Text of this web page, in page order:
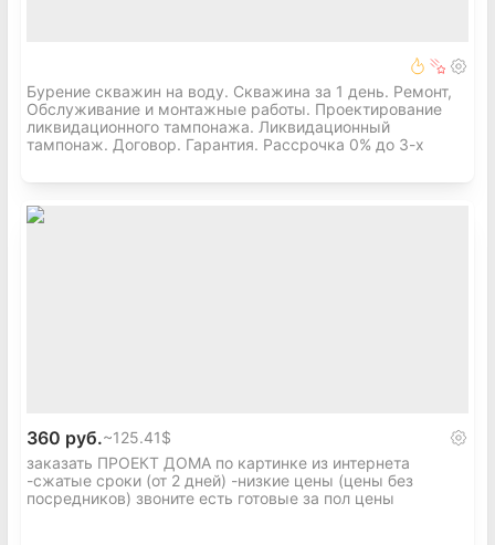
Если нужен надежный ленточный фундамент без
лишних нервов и стресса, пишите или звоните.
Проконсультируем, подготовим смету и ответим
на все вопросы.
Бурение скважин на воду. Скважина за 1 день. Ремонт,
Обслуживание и монтажные работы. Проектирование
ликвидационного тампонажа. Ликвидационный
тампонаж. Договор. Гарантия. Рассрочка 0% до 3-х
360 руб.~125.41$
заказать ПРОЕКТ ДОМА по картинке из интернета
-сжатые сроки (от 2 дней) -низкие цены (цены без
посредников) звоните есть готовые за пол цены